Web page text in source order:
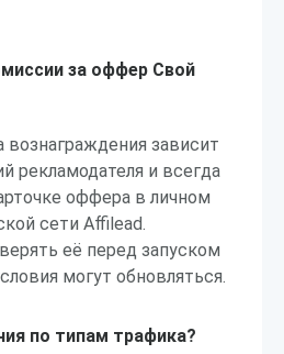
за оффер Свой
вознаграждения зависит
рекламодателя и всегда
оффера в личном
сети Affilead.
её перед запуском
могут обновляться.
по типам трафика?